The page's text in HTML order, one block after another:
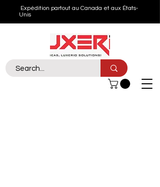
Expédition partout au Canada et aux États-
Unis